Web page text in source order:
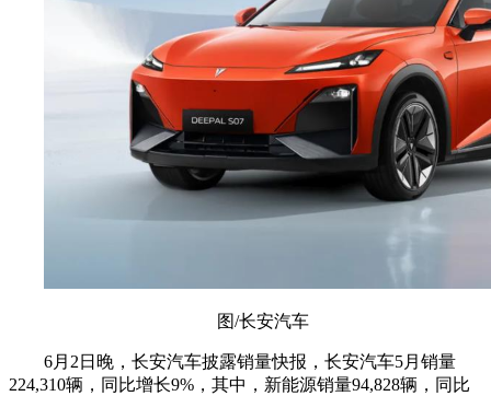
图/长安汽车
6月2日晚，长安汽车披露销量快报，长安汽车5月销量
224,310辆，同比增长9%，其中，新能源销量94,828辆，同比